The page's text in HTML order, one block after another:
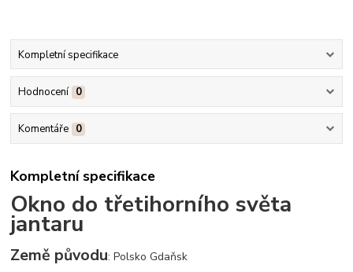
Kompletní specifikace
Hodnocení 0
Komentáře 0
Kompletní specifikace
Okno do třetihorního světa
jantaru
Země původu: Polsko Gdaňsk